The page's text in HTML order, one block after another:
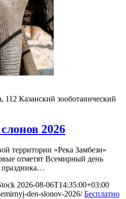
112 Казанский зооботанический
2026
территории «Река Замбези»
отметят Всемирный день
праздника…
2026-08-06T14:35:00+03:00
den-slonov-2026/ Бесплатно